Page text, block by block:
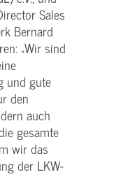
Sales
Bernard
„Wir sind
und gute
den
auch
gesamte
wir das
der LKW-